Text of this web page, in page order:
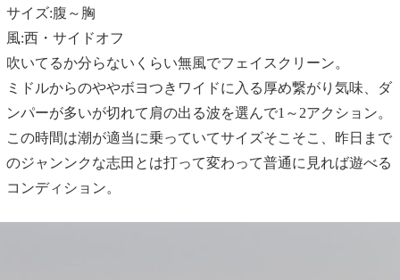
サイズ:腹～胸
風:西・サイドオフ
吹いてるか分らないくらい無風でフェイスクリーン。
ミドルからのややボヨつきワイドに入る厚め繋がり気味、ダ
ンパーが多いが切れて肩の出る波を選んで1～2アクション。
この時間は潮が適当に乗っていてサイズそこそこ、昨日まで
のジャンンクな志田とは打って変わって普通に見れば遊べる
コンディション。